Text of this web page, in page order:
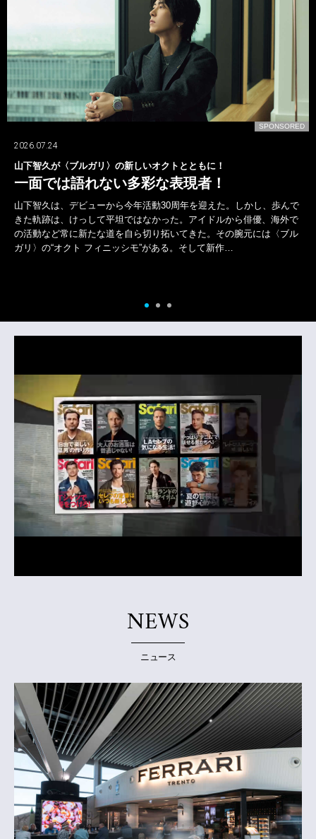
SPONSORED
2026.07.24
山下智久が〈ブルガリ〉の新しいオクトとともに！
一面では語れない多彩な表現者！
山下智久は、デビューから今年活動30周年を迎えた。しかし、歩んで
きた軌跡は、けっして平坦ではなかった。アイドルから俳優、海外で
の活動など常に新たな道を自ら切り拓いてきた。その腕元には〈ブル
ガリ〉の“オクト フィニッシモ”がある。そして新作…
NEWS
ニュース